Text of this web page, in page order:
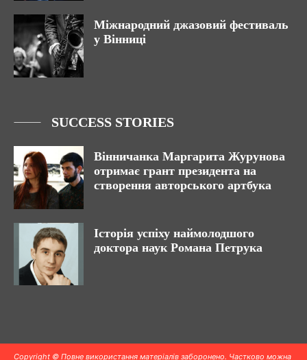
Міжнародний джазовий фестиваль
у Вінниці
SUCCESS STORIES
Вінничанка Маргарита Журунова
отримає грант президента на
створення авторського артбука
Історія успіху наймолодшого
доктора наук Романа Петрука
Copyright © Повне використання матеріалів заборонено. Частково можна